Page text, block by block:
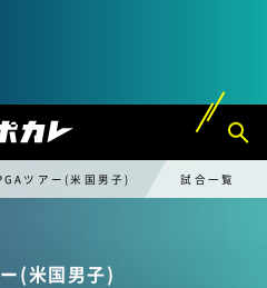
ツアー(米国男子) 試合一覧
(米国男子)